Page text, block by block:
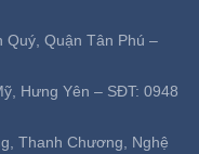
Quý, Quận Tân Phú –
Hưng Yên – SĐT: 0948
Thanh Chương, Nghệ